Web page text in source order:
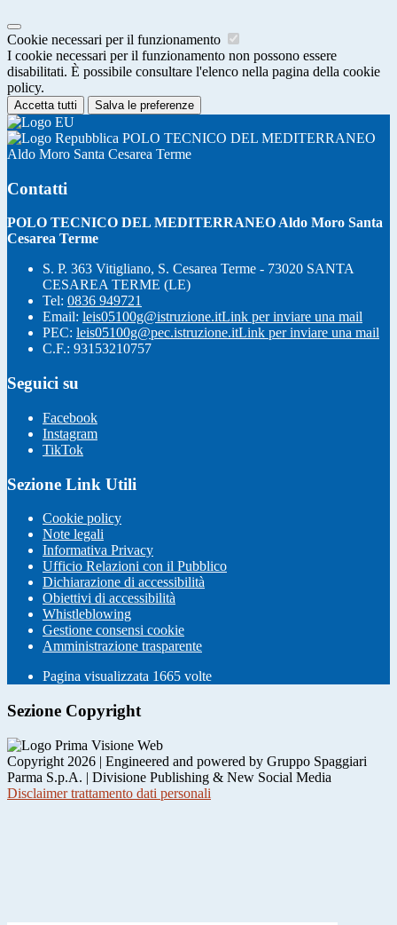
Cookie necessari per il funzionamento
I cookie necessari per il funzionamento non possono essere
disabilitati. È possibile consultare l'elenco nella pagina della cookie
policy.
Accetta tutti Salva le preferenze
POLO TECNICO DEL MEDITERRANEO
Aldo Moro Santa Cesarea Terme
Contatti
POLO TECNICO DEL MEDITERRANEO Aldo Moro Santa
Cesarea Terme
S. P. 363 Vitigliano, S. Cesarea Terme - 73020 SANTA
CESAREA TERME (LE)
Tel: 0836 949721
Email: leis05100g@istruzione.itLink per inviare una mail
PEC: leis05100g@pec.istruzione.itLink per inviare una mail
C.F.: 93153210757
Seguici su
Facebook
Instagram
TikTok
Sezione Link Utili
Cookie policy
Note legali
Informativa Privacy
Ufficio Relazioni con il Pubblico
Dichiarazione di accessibilità
Obiettivi di accessibilità
Whistleblowing
Gestione consensi cookie
Amministrazione trasparente
Pagina visualizzata 1665 volte
Sezione Copyright
Copyright 2026 | Engineered and powered by Gruppo Spaggiari
Parma S.p.A. | Divisione Publishing & New Social Media
Disclaimer trattamento dati personali